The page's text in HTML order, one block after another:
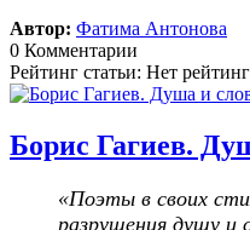
Автор: Фатима Антонова
0 Комментарии
Рейтинг статьи: Нет
Борис Гагиев.
«Поэты в своих
разрушения душу и